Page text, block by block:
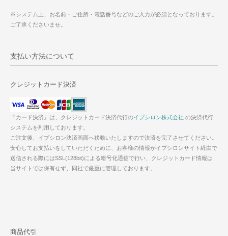
※システム上、お名前・ご住所・電話番号などのご入力が必須となっております。
ご了承くださいませ。
支払い方法について
クレジットカード決済
『カード決済』は、クレジットカード決済代行のイプシロン株式会社 の決済代行
システムを利用しております。
ご注文後、イプシロン決済画面へ移動いたしますので決済を完了させてください。
安心してお支払いをしていただくために、お客様の情報がイプシロンサイト経由で
送信される際にはSSL(128bit)による暗号化通信で行い、クレジットカード情報は
当サイトでは保有せず、同社で厳重に管理しております。
商品代引